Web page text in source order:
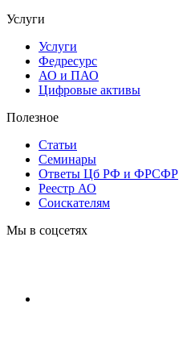
Услуги
Услуги
Федресурс
АО и ПАО
Цифровые активы
Полезное
Статьи
Cеминары
Ответы Цб РФ и ФРСФР
Реестр АО
Соискателям
Мы в соцсетях